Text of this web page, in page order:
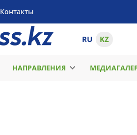
Контакты
RU KZ
НАПРАВЛЕНИЯ